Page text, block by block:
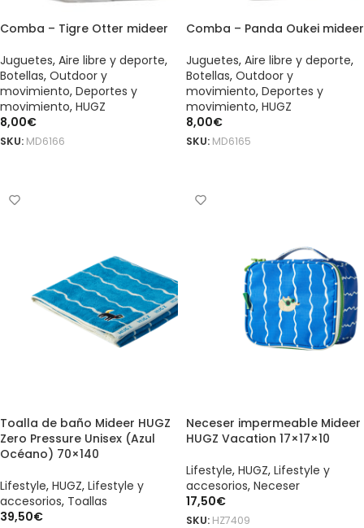
Comba – Tigre Otter mideer
Juguetes, Aire libre y deporte,
Botellas, Outdoor y
movimiento, Deportes y
movimiento, HUGZ
8,00€
SKU: MD6166
Comba – Panda Oukei mideer
Juguetes, Aire libre y deporte,
Botellas, Outdoor y
movimiento, Deportes y
movimiento, HUGZ
8,00€
SKU: MD6165
Toalla de baño Mideer HUGZ
Zero Pressure Unisex (Azul
Océano) 70×140
Lifestyle, HUGZ, Lifestyle y
accesorios, Toallas
39,50€
Neceser impermeable Mideer
HUGZ Vacation 17×17×10
Lifestyle, HUGZ, Lifestyle y
accesorios, Neceser
17,50€
SKU: HZ7409